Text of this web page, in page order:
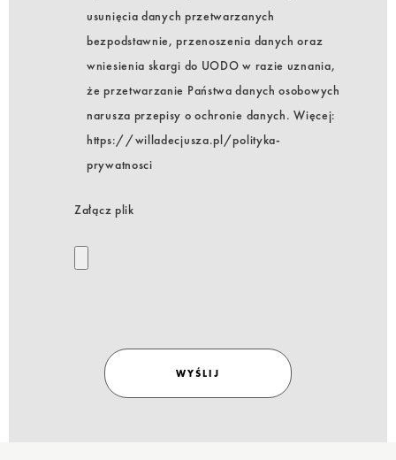
usunięcia danych przetwarzanych
bezpodstawnie, przenoszenia danych oraz
wniesienia skargi do UODO w razie uznania,
że przetwarzanie Państwa danych osobowych
narusza przepisy o ochronie danych. Więcej:
https://willadecjusza.pl/polityka-
prywatnosci
Załącz plik
WYŚLIJ